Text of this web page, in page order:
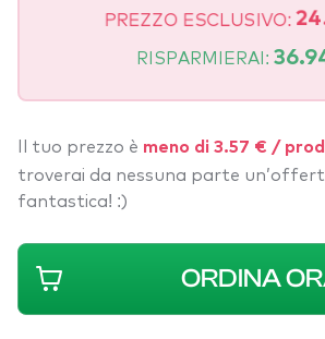
PREZZO ESCLUSIVO:
RISPARMIERAI:
Il tuo prezzo è meno di 3.57 € /
troverai da nessuna parte
fantastica! :)
ORDINA